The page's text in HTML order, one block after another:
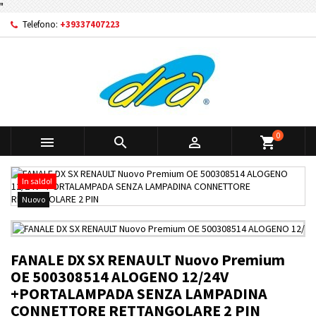
"
Telefono: +39337407223
   shopping_cart0
In saldo!
Nuovo
FANALE DX SX RENAULT Nuovo Premium
OE 500308514 ALOGENO 12/24V
+PORTALAMPADA SENZA LAMPADINA
CONNETTORE RETTANGOLARE 2 PIN